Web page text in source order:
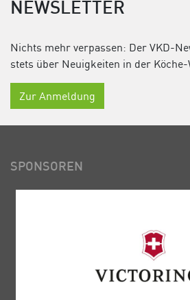
NEWSLETTER
Nichts mehr verpassen: Der VKD-
stets über Neuigkeiten in der Köche-
Zur Anmeldung
SPONSOREN